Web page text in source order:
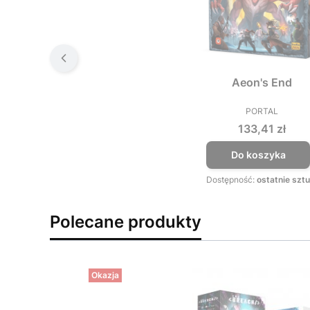
Aeon's End
PORTAL
Cena
133,41 zł
Do koszyka
Dostępność: ostatnie
Polecane produkty
Okazja